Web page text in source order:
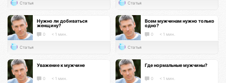
Статья Статья
Нужно ли добиваться
женщину?
0 < 1 мин.
Статья
Всем мужчинам нужно только
одно?
0 < 1 мин.
Статья
Уважение к мужчине
0 < 1 мин.
Где нормальные мужчины?
0 < 1 мин.